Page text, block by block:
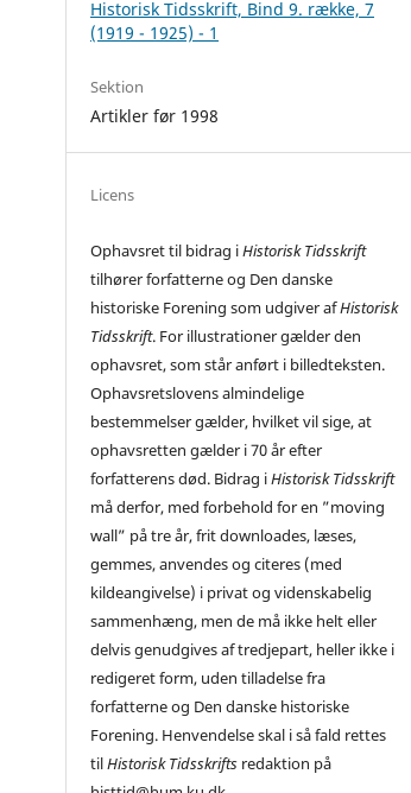
Historisk Tidsskrift, Bind 9. række, 7
(1919 - 1925) - 1
Sektion
Artikler før 1998
Licens
Ophavsret til bidrag iHistorisk Tidsskrift
tilhører forfatterne og Den danske
historiske Forening som udgiver afHistorisk
Tidsskrift. For illustrationer gælder den
ophavsret, som står anført i billedteksten.
Ophavsretslovens almindelige
bestemmelser gælder, hvilket vil sige, at
ophavsretten gælder i 70 år efter
forfatterens død. Bidrag iHistorisk Tidsskrift
må derfor, med forbehold for en ”moving
wall” på tre år, frit downloades, læses,
gemmes, anvendes og citeres (med
kildeangivelse) i privat og videnskabelig
sammenhæng, men de må ikke helt eller
delvis genudgives af tredjepart, heller ikke i
redigeret form, uden tilladelse fra
forfatterne og Den danske historiske
Forening. Henvendelse skal i så fald rettes
tilHistorisk Tidsskrifts redaktion på